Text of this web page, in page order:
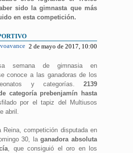
sido la gimnasta que más
en esta competición.
2 de mayo de 2017, 10:00
semana de gimnasia en
conoce a las ganadoras de los
y categorías. 2139
categoría prebenjamín hasta
por el tapiz del Multiusos
abril.
Reina, competición disputada en
30, laganadora absoluta
, que consiguió el oro en los